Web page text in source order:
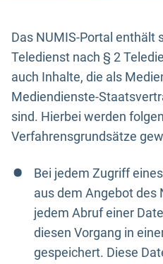
Das NUMIS-Portal enthält
Teledienst nach § 2
auch Inhalte, die als
Mediendienste-
sind. Hierbei werden
Verfahrensgrundsätze
Bei jedem Zugriff
aus dem Angebot des
jedem Abruf einer
diesen Vorgang in
gespeichert. Diese